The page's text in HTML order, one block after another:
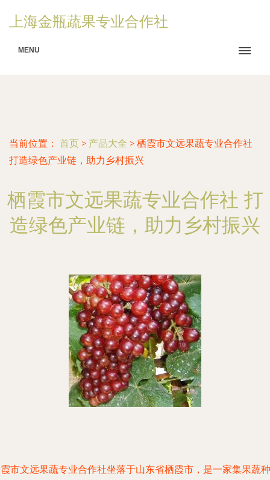
上海金瓶蔬果专业合作社
MENU
当前位置： 首页 > 产品大全 > 栖霞市文远果蔬专业合作社
打造绿色产业链，助力乡村振兴
栖霞市文远果蔬专业合作社 打
造绿色产业链，助力乡村振兴
市文远果蔬专业合作社坐落于山东省栖霞市，是一家集果蔬种